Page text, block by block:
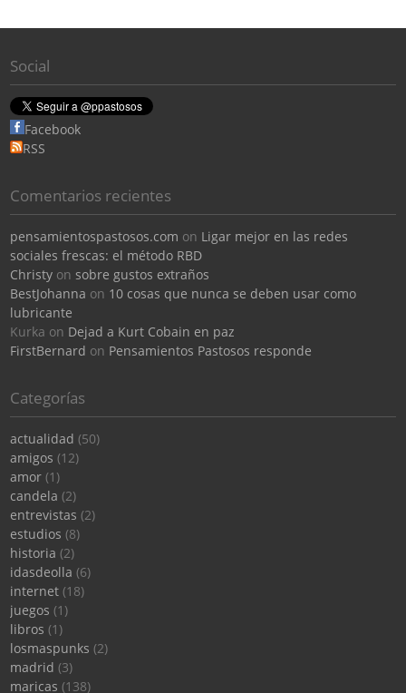
Social
Facebook
RSS
Comentarios recientes
pensamientospastosos.com on Ligar mejor en las redes
sociales frescas: el método RBD
Christy on sobre gustos extraños
BestJohanna on 10 cosas que nunca se deben usar como
lubricante
Kurka on Dejad a Kurt Cobain en paz
FirstBernard on Pensamientos Pastosos responde
Categorías
actualidad (50)
amigos (12)
amor (1)
candela (2)
entrevistas (2)
estudios (8)
historia (2)
idasdeolla (6)
internet (18)
juegos (1)
libros (1)
losmaspunks (2)
madrid (3)
maricas (138)